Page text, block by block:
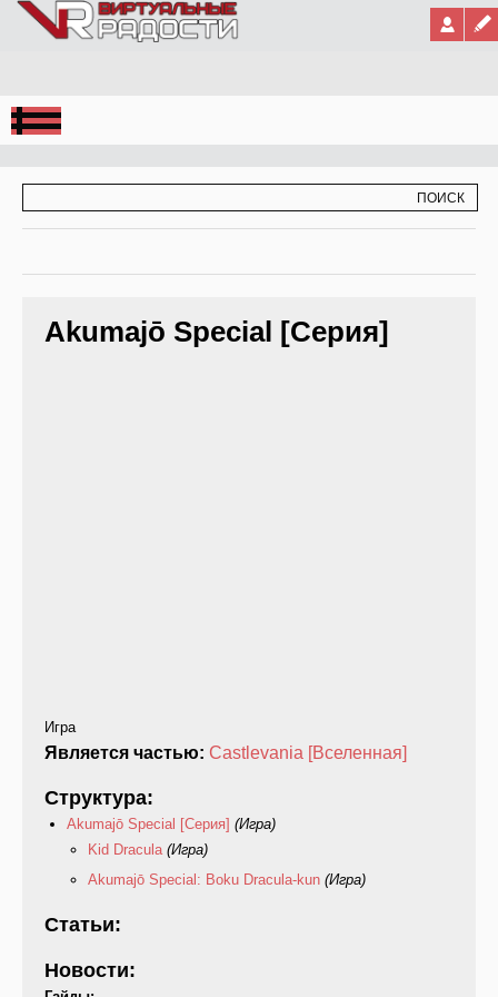
Jump to Navigation
Akumajō Special [Серия]
Игра
Является частью: Castlevania [Вселенная]
Структура:
Akumajō Special [Серия] (Игра)
Kid Dracula (Игра)
Akumajō Special: Boku Dracula-kun (Игра)
Статьи:
Новости: